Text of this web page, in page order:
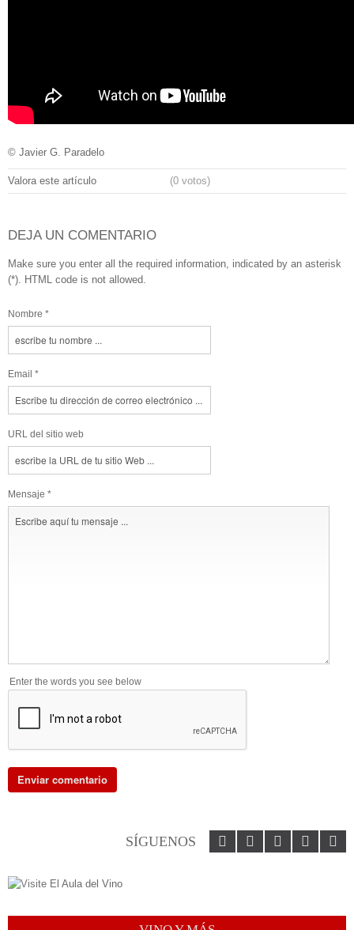
© Javier G. Paradelo
Valora este artículo (0 votos)
DEJA UN COMENTARIO
Make sure you enter all the required information, indicated by an asterisk
(*). HTML code is not allowed.
Nombre *
Email *
URL del sitio web
Mensaje *
Enter the words you see below
SÍGUENOS